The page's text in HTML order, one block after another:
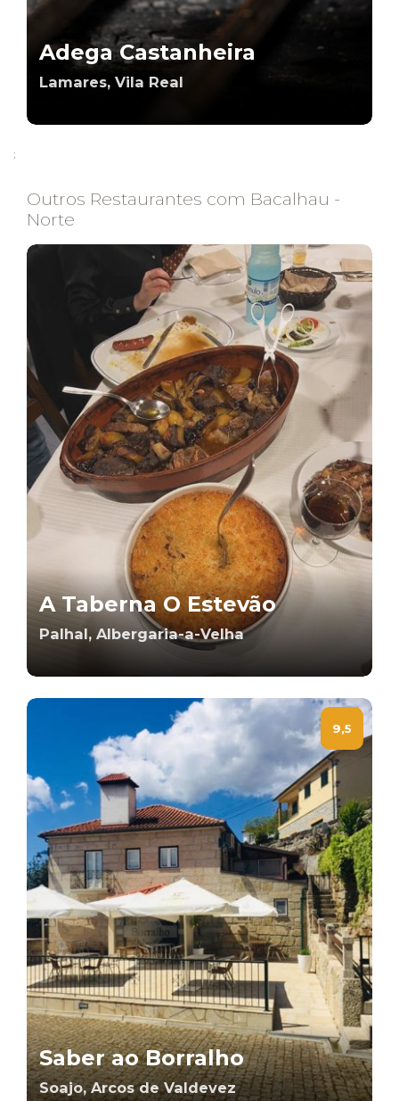
Adega Castanheira
Lamares, Vila Real
;
Outros Restaurantes com Bacalhau -
Norte
A Taberna O Estevão
Palhal, Albergaria-a-Velha
9,5
Saber ao Borralho
Soajo, Arcos de Valdevez